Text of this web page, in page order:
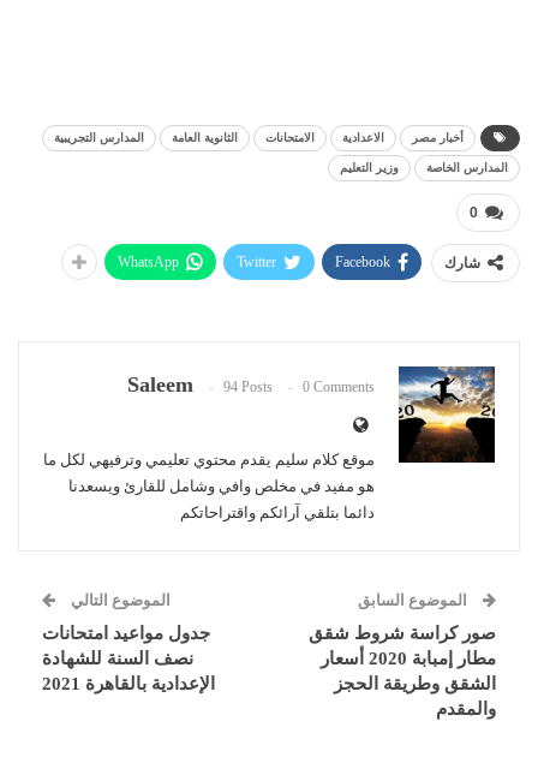
أخبار مصر الاعدادية الامتحانات الثانوية العامة المدارس التجريبية
المدارس الخاصة وزير التعليم
0
شارك Facebook
Twitter
WhatsApp
Saleem 94 Posts 0 Comments
موقع كلام سليم يقدم محتوي تعليمي وترفيهي لكل ما
هو مفيد في مخلص وافي وشامل للقارئ ويسعدنا
دائما بتلقي آرائكم واقتراحاتكم
الموضوع السابق
صور كراسة شروط شقق
مطار إمبابة 2020 أسعار
الشقق وطريقة الحجز
والمقدم
الموضوع التالي
جدول مواعيد امتحانات
نصف السنة للشهادة
الإعدادية بالقاهرة 2021